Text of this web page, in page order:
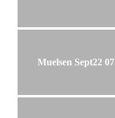
Muelsen Sept22 07